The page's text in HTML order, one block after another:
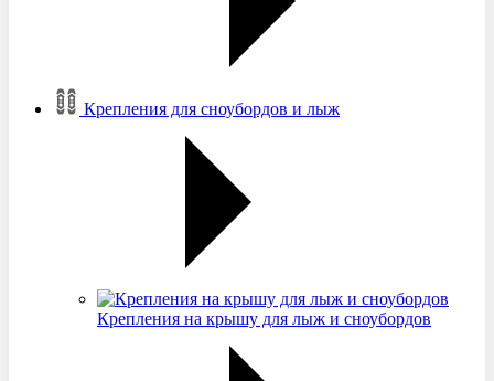
Крепления для сноубордов и лыж
Крепления на крышу для лыж и сноубордов